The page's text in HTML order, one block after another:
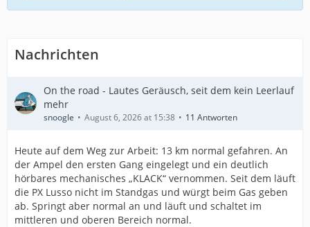
Nachrichten
On the road - Lautes Geräusch, seit dem kein Leerlauf
mehr
snoogle August 6, 2026 at 15:38 11 Antworten
Heute auf dem Weg zur Arbeit: 13 km normal gefahren. An
der Ampel den ersten Gang eingelegt und ein deutlich
hörbares mechanisches „KLACK“ vernommen. Seit dem läuft
die PX Lusso nicht im Standgas und würgt beim Gas geben
ab. Springt aber normal an und läuft und schaltet im
mittleren und oberen Bereich normal.